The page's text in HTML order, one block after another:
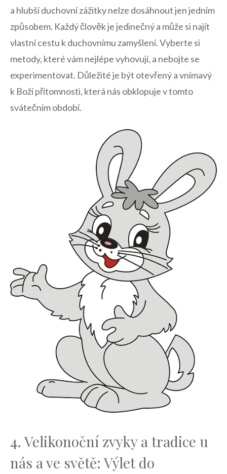
a ‌hlubší duchovní zážitky nelze dosáhnout ⁢jen jedním⁢
způsobem. Každý člověk je jedinečný ​a může si najít
vlastní cestu k​ duchovnímu zamyšlení. Vyberte ​si
metody,​ které⁤ vám nejlépe vyhovují, ⁢a nebojte ‌se
experimentovat. Důležité​ je ​být otevřený a vnímavý
k ‌Boží přítomnosti,​ která ⁢nás obklopuje v tomto
svátečním období.
4.‍ Velikonoční zvyky ‍a tradice u
‍nás​ a ⁣ve⁢ světě: Výlet do‌